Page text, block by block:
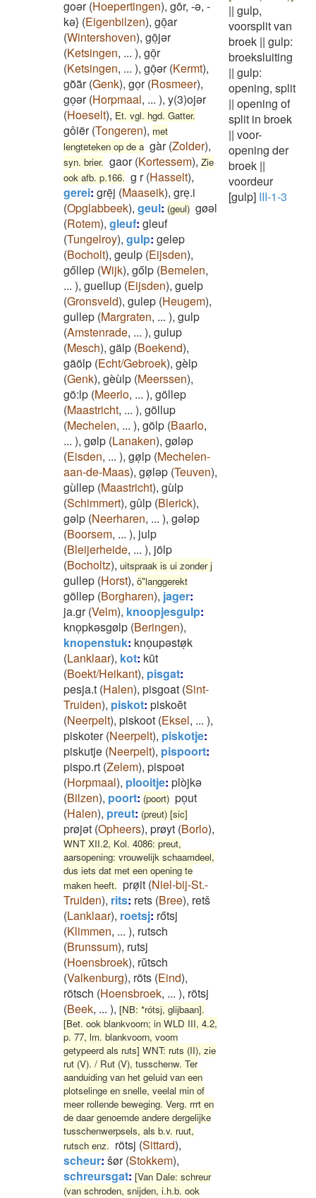
goər(Hoepertingen), gōr, -ə, -
kə} (Eigenbilzen), gōͅar
(Wintershoven), gōͅjər
(Ketsingen, ... ), gōͅr
(Ketsingen, ... ), gōͅər(Kermt),
go͂a͂r(Genk), goͅr(Rosmeer),
goͅər(Horpmaal, ... ), y(3)ojər
(Hoeselt), Et. vgl. hgd. Gatter.
gôiër(Tongeren), met
lengteteken op de a gàr(Zolder),
syn. brier. gaor(Kortessem), Zie
ook afb. p.166. g r(Hasselt),
gerei: grēͅj (Maaseik), greͅ.i
(Opglabbeek), geul: (geul) gøəl
(Rotem), gleuf: gleuf
(Tungelroy), gulp: gelep
(Bocholt), geulp (Eijsden),
gőllep (Wijk), gőlp (Bemelen,
... ), guellup (Eijsden), guelp
(Gronsveld), gulep (Heugem),
gullep (Margraten, ... ), gulp
(Amstenrade, ... ), gulup
(Mesch), gälp (Boekend),
gäölp (Echt/Gebroek), gèlp
(Genk), gèùlp (Meerssen),
gö:lp (Meerlo, ... ), göllep
(Maastricht, ... ), göllup
(Mechelen, ... ), gölp (Baarlo,
... ), gølp (Lanaken), gøləp
(Eisden, ... ), gøͅlp (Mechelen-
aan-de-Maas), gøͅləp (Teuven),
gùllep (Maastricht), gùlp
(Schimmert), gûlp (Blerick),
gəlp (Neerharen, ... ), gələp
(Boorsem, ... ), julp
(Bleijerheide, ... ), jölp
(Bocholtz), uitspraak is ui zonder j
gullep (Horst), ö"langgerekt
göllep (Borgharen), jager:
ja.gr(Velm), knoopjesgulp:
knoͅpkəsgølp (Beringen),
knopenstuk: knoͅupəstøͅk
(Lanklaar), kot: kūt
(Boekt/Heikant), pisgat:
pesja.t (Halen), pisgoat (Sint-
Truiden), piskot: piskoĕt
(Neerpelt), piskoot (Eksel, ... ),
piskoter(Neerpelt), piskotje:
piskutje (Neerpelt), pispoort:
pispo.rt (Zelem), pispoət
(Horpmaal), plooitje: plòjkə
(Bilzen), poort: (poort) poͅut
(Halen), preut: (preut) [sic]
prøjət (Opheers), prøyt (Borlo),
WNT XII.2, Kol. 4086: preut,
aarsopening: vrouwelijk schaamdeel,
dus iets dat met een opening te
maken heeft. prøͅit (Niel-bij-St.-
Truiden), rits: rets (Bree), retš
(Lanklaar), roetsj: rőtsj
(Klimmen, ... ), rutsch
(Brunssum), rutsj
(Hoensbroek), rŭtsch
(Valkenburg), röts (Eind),
rötsch (Hoensbroek, ... ), rötsj
(Beek, ... ), [NB: *rótsj, glijbaan].
[Bet. ook blankvoorn; in WLD III, 4.2,
p. 77, lm. blankvoorn, voorn
getypeerd als ruts] WNT: ruts (II), zie
rut (V). / Rut (V), tusschenw. Ter
aanduiding van het geluid van een
plotselinge en snelle, veelal min of
meer rollende beweging. Verg. rrrt en
de daar genoemde andere dergelijke
tusschenwerpsels, als b.v. ruut,
rutsch enz. rötsj (Sittard),
scheur: šør(Stokkem),
schreursgat: [Van Dale: schreur
(van schroden, snijden, i.h.b. ook
|| gulp,
voorsplit van
broek || gulp:
broeksluiting
|| gulp:
opening, split
|| opening of
split in broek
|| voor-
opening der
broek ||
voordeur
[gulp] III-1-3